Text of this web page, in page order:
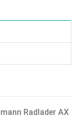
Radlader AX